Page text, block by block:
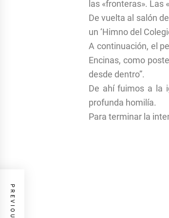
las «fronteras». Las
De vuelta al salón
un ‘Himno del
A continuación, el
Encinas, como
desde dentro”.
De ahí fuimos a la
profunda homilía.
Para terminar la